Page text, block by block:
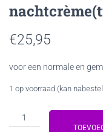
€25,95
voor een normale en
1 op voorraad (kan
Feeling
Goods